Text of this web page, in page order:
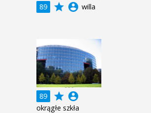
89 grade account_circle willa
89 grade account_circle
okrągłe szkła